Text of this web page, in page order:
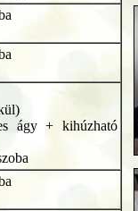
ágy + kihúzható